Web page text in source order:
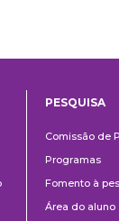
PESQUISA
Comissão de
Programas
Fomento à
Área do aluno